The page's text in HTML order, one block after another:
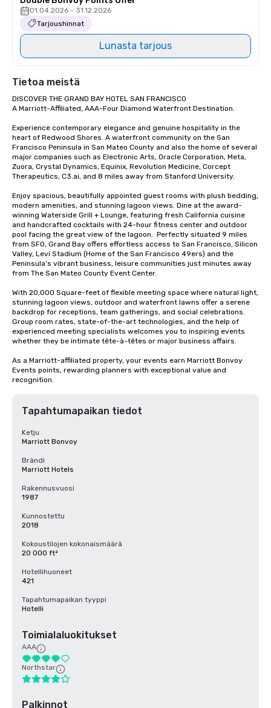
01.04.2026 - 31.12.2026
Tarjoushinnat
Lunasta tarjous
Tietoa meistä
DISCOVER THE GRAND BAY HOTEL SAN FRANCISCO
A Marriott-Affiliated, AAA-Four Diamond Waterfront Destination.
Experience contemporary elegance and genuine hospitality in the
heart of Redwood Shores. A waterfront community on the San
Francisco Peninsula in San Mateo County and also the home of several
major companies such as Electronic Arts, Oracle Corporation, Meta,
Zuora, Crystal Dynamics, Equinix, Revolution Medicine, Corcept
Therapeutics, C3.ai, and 8 miles away from Stanford University.
Enjoy spacious, beautifully appointed guest rooms with plush bedding,
modern amenities, and stunning lagoon views. Dine at the award-
winning Waterside Grill + Lounge, featuring fresh California cuisine
and handcrafted cocktails with 24-hour fitness center and outdoor
pool facing the great view of the lagoon.  Perfectly situated 9 miles
from SFO, Grand Bay offers effortless access to San Francisco, Silicon
Valley, Levi Stadium (Home of the San Francisco 49ers) and the
Peninsula’s vibrant business, leisure communities just minutes away
from The San Mateo County Event Center.
With 20,000 Square-feet of flexible meeting space where natural light,
stunning lagoon views, outdoor and waterfront lawns offer a serene
backdrop for receptions, team gatherings, and social celebrations.
Group room rates, state-of-the-art technologies, and the help of
experienced meeting specialists welcomes you to inspiring events
whether they be intimate tête-à-têtes or major business affairs.
As a Marriott-affiliated property, your events earn Marriott Bonvoy
Events points, rewarding planners with exceptional value and
recognition.
Tapahtumapaikan tiedot
Ketju
Marriott Bonvoy
Brändi
Marriott Hotels
Rakennusvuosi
1987
Kunnostettu
2018
Kokoustilojen kokonaismäärä
20 000 ft²
Hotellihuoneet
421
Tapahtumapaikan tyyppi
Hotelli
Toimialaluokitukset
AAA
Northstar
Palkinnot